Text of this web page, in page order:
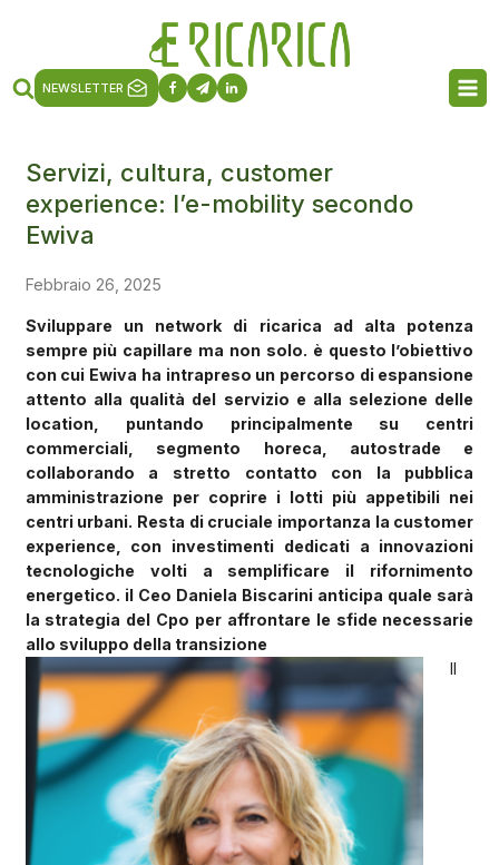
NEWSLETTER
Servizi, cultura, customer
experience: l’e-mobility secondo
Ewiva
Febbraio 26, 2025
Sviluppare un network di ricarica ad alta potenza
sempre più capillare ma non solo. è questo l’obiettivo
con cui Ewiva ha intrapreso un percorso di espansione
attento alla qualità del servizio e alla selezione delle
location, puntando principalmente su centri
commerciali, segmento horeca, autostrade e
collaborando a stretto contatto con la pubblica
amministrazione per coprire i lotti più appetibili nei
centri urbani. Resta di cruciale importanza la customer
experience, con investimenti dedicati a innovazioni
tecnologiche volti a semplificare il rifornimento
energetico. il Ceo Daniela Biscarini anticipa quale sarà
la strategia del Cpo per affrontare le sfide necessarie
allo sviluppo della transizione
Il